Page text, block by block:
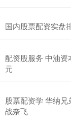
国内股票配资实盘
配资股服务 中油资
元
股票配资学 华纳
战奈飞